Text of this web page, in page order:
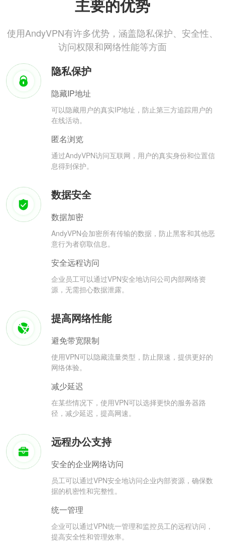
主要的优势
使用AndyVPN有许多优势，涵盖隐私保护、安全性、
访问权限和网络性能等方面
隐私保护
隐藏IP地址
可以隐藏用户的真实IP地址，防止第三方追踪用户的
在线活动。
匿名浏览
通过AndyVPN访问互联网，用户的真实身份和位置信
息得到保护。
数据安全
数据加密
AndyVPN会加密所有传输的数据，防止黑客和其他恶
意行为者窃取信息。
安全远程访问
企业员工可以通过VPN安全地访问公司内部网络资
源，无需担心数据泄露。
提高网络性能
避免带宽限制
使用VPN可以隐藏流量类型，防止限速，提供更好的
网络体验。
减少延迟
在某些情况下，使用VPN可以选择更快的服务器路
径，减少延迟，提高网速。
远程办公支持
安全的企业网络访问
员工可以通过VPN安全地访问企业内部资源，确保数
据的机密性和完整性。
统一管理
企业可以通过VPN统一管理和监控员工的远程访问，
提高安全性和管理效率。